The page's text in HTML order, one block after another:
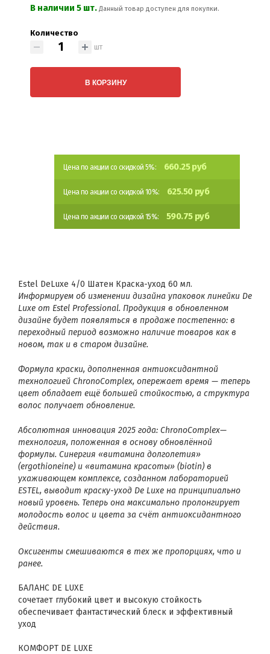
В наличии 5 шт. Данный товар доступен для покупки.
Количество
шт
В КОРЗИНУ
Цена по акции со скидкой 5%: 660.25 руб
Цена по акции со скидкой 10%: 625.50 руб
Цена по акции со скидкой 15%: 590.75 руб
Estel DeLuxe 4/0 Шатен Краска-уход 60 мл.
Информируем об изменении дизайна упаковок линейки De
Luxe от Estel Professional. Продукция в обновленном
дизайне будет появляться в продаже постепенно: в
переходный период возможно наличие товаров как в
новом, так и в старом дизайне.
Формула краски, дополненная антиоксидантной
технологией ChronoComplex, опережает время — теперь
цвет обладает ещё большей стойкостью, а структура
волос получает обновление.
Абсолютная инновация 2025 года: ChronoComplex—
технология, положенная в основу обновлённой
формулы. Синергия «витамина долголетия»
(ergothioneine) и «витамина красоты» (biotin) в
ухаживающем комплексе, созданном лабораторией
ESTEL, выводит краску-уход De Luxe на принципиально
новый уровень. Теперь она максимально пролонгирует
молодость волос и цвета за счёт антиоксидантного
действия.
Оксигенты смешиваются в тех же пропорциях, что и
ранее.
БАЛАНС DE LUXE
сочетает глубокий цвет и высокую стойкость
обеспечивает фантастический блеск и эффективный
уход
КОМФОРТ DE LUXE